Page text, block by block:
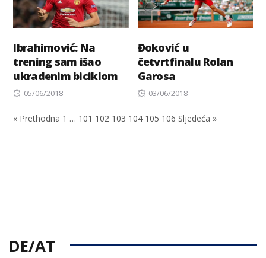
Ibrahimović: Na
trening sam išao
ukradenim biciklom
Posted
05/06/2018
Đoković u
četvrtfinalu Rolan
Garosa
Posted
03/06/2018
« Prethodna 1 … 101 102 103 104 105 106 Sljedeća »
DE/AT